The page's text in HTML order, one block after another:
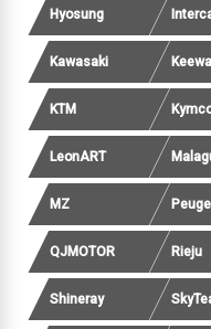
Hyosung
Kawasaki
KTM
LeonART
MZ
QJMOTOR Rieju
Shineray